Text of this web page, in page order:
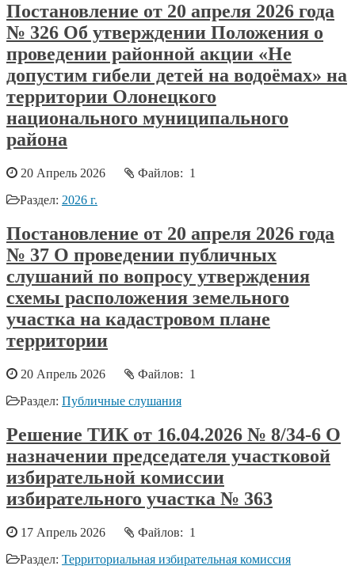
Постановление от 20 апреля 2026 года
№ 326 Об утверждении Положения о
проведении районной акции «Не
допустим гибели детей на водоёмах» на
территории Олонецкого
национального муниципального
района
20 Апрель 2026
Файлов: 1
Раздел: 2026 г.
Постановление от 20 апреля 2026 года
№ 37 О проведении публичных
слушаний по вопросу утверждения
схемы расположения земельного
участка на кадастровом плане
территории
20 Апрель 2026
Файлов: 1
Раздел: Публичные слушания
Решение ТИК от 16.04.2026 № 8/34-6 О
назначении председателя участковой
избирательной комиссии
избирательного участка № 363
17 Апрель 2026
Файлов: 1
Раздел: Территориальная избирательная комиссия